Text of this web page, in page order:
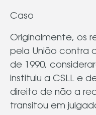
Caso
Originalmente, os
pela União contra
de 1990,
instituiu a CSLL e
direito de não a
transitou em